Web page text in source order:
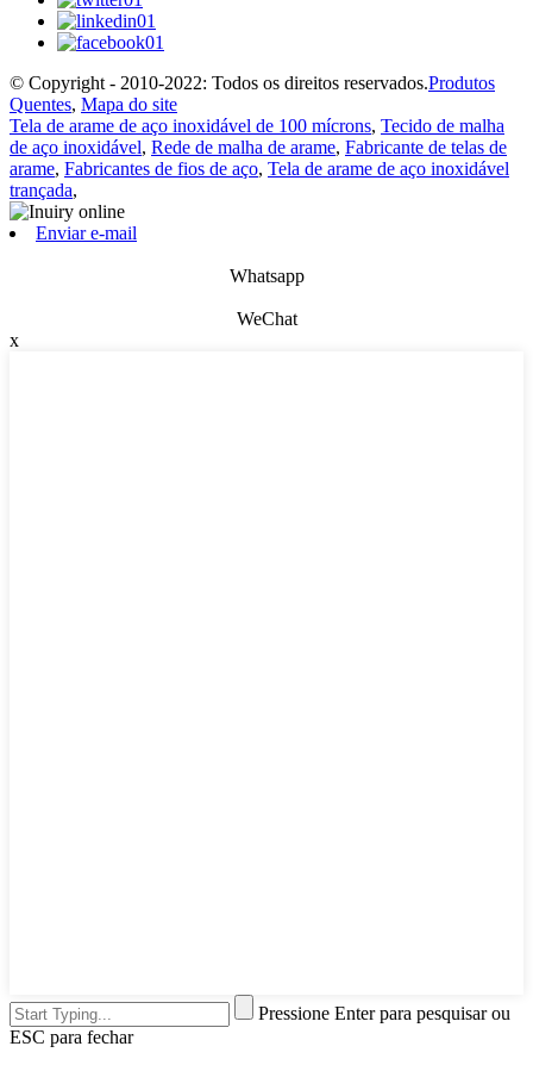
© Copyright - 2010-2022: Todos os direitos reservados.Produtos
Quentes, Mapa do site
Tela de arame de aço inoxidável de 100 mícrons, Tecido de malha
de aço inoxidável, Rede de malha de arame, Fabricante de telas de
arame, Fabricantes de fios de aço, Tela de arame de aço inoxidável
trançada,
Enviar e-mail
Whatsapp
WeChat
x
Pressione Enter para pesquisar ou
ESC para fechar